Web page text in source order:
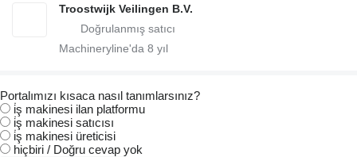
Troostwijk Veilingen B.V.
Machineryline'da 8 yıl
Portalımızı kısaca nasıl tanımlarsınız?
i̇ş makinesi ilan platformu
i̇ş makinesi satıcısı
i̇ş makinesi üreticisi
hiçbiri / Doğru cevap yok